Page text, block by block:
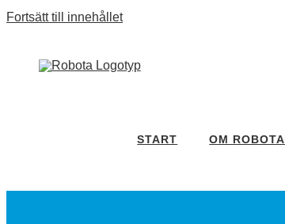
Fortsätt till innehållet
START OM ROBOTA